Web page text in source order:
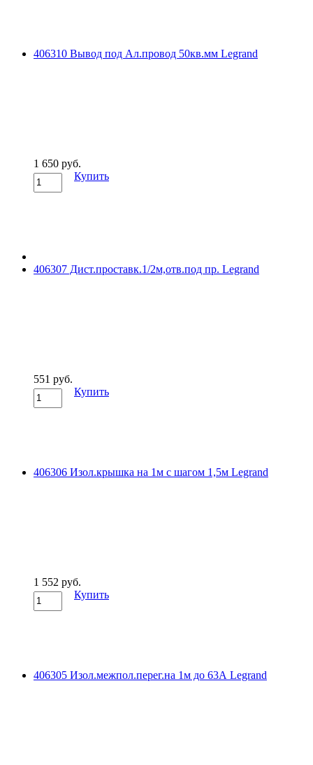
406310 Вывод под Ал.провод 50кв.мм Legrand
1 650 руб.
Купить
406307 Дист.проставк.1/2м,отв.под пр. Legrand
551 руб.
Купить
406306 Изол.крышка на 1м с шагом 1,5м Legrand
1 552 руб.
Купить
406305 Изол.межпол.перег.на 1м до 63А Legrand